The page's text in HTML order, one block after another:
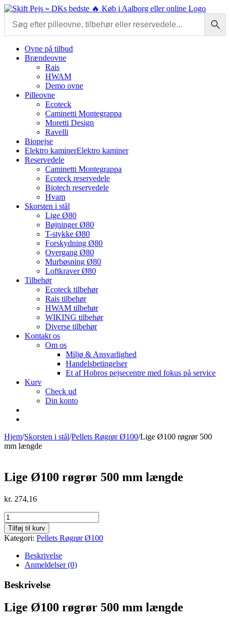
Skip
content
Ovne på tilbud
Brændeovne
Rais
HWAM
Demo ovne
Pilleovne
Ecoteck
Caminetti Montegrappa
Moretti Design
Ravelli
Biopejse
Elektro kaminerElektro kaminer
Reservedele
Caminetti Montegrappa
Ecoteck reservedele
Biotech reservedele
Hvam
Skorsten i stål
Lige Ø80
Bøjninger Ø80
T-stykke Ø80
Forskydning Ø80
Overgang Ø80
Murbøsning Ø80
Loftkraver Ø80
Tilbehør
Ecoteck tilbehør
Rais tilbehør
HWAM tilbehør
WIKING tilbehør
Diverse tilbehør
Kontakt os
Om os
Miljø & Ansvarlighed
Handelsbetingelser
Et af Hobros pejsecentre med fokus på service
Kurv
Check ud
Din konto
Hjem/Skorsten i stål/Pellets Røgrør Ø100/Lige Ø100 røgrør 500
mm længde
Lige Ø100 røgrør 500 mm længde
kr. 274,16
Lige
Ø100
røgrør
500
længde
Tilføj til kurv
Kategori: Pellets Røgrør Ø100
Beskrivelse
Anmeldelser (0)
Beskrivelse
Lige Ø100 røgrør 500 mm længde